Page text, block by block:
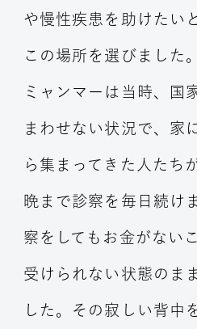
や慢性疾患を助けたい
この場所を選びました。
ミャンマーは当時、国
まわせない状況で、家
ら集まってきた人たち
晩まで診察を毎日続け
察をしてもお金がない
受けられない状態のま
した。その寂しい背中